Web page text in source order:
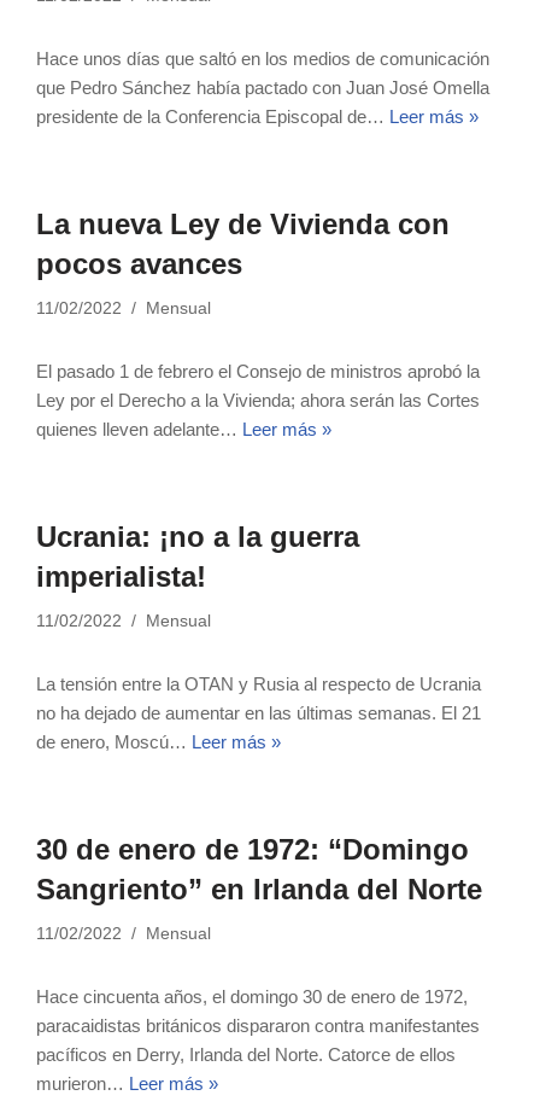
Hace unos días que saltó en los medios de comunicación
que Pedro Sánchez había pactado con Juan José Omella
presidente de la Conferencia Episcopal de… Leer más »
La nueva Ley de Vivienda con
pocos avances
11/02/2022 Mensual
El pasado 1 de febrero el Consejo de ministros aprobó la
Ley por el Derecho a la Vivienda; ahora serán las Cortes
quienes lleven adelante… Leer más »
Ucrania: ¡no a la guerra
imperialista!
11/02/2022 Mensual
La tensión entre la OTAN y Rusia al respecto de Ucrania
no ha dejado de aumentar en las últimas semanas. El 21
de enero, Moscú… Leer más »
30 de enero de 1972: “Domingo
Sangriento” en Irlanda del Norte
11/02/2022 Mensual
Hace cincuenta años, el domingo 30 de enero de 1972,
paracaidistas británicos dispararon contra manifestantes
pacíficos en Derry, Irlanda del Norte. Catorce de ellos
murieron… Leer más »